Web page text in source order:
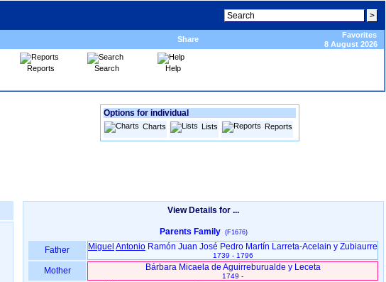
Share
Favorites
8 August 2026
Reports Search Help
Options for individual
Charts Lists Reports
View Details for ...
Parents Family (F1676)
Father Miguel Antonio Ramón Juan José Pedro Martín Larreta-Acelain y Zubiaurre
1739 - 1796
Mother Bárbara Micaela de Aguirreburualde y Leceta
1749 -